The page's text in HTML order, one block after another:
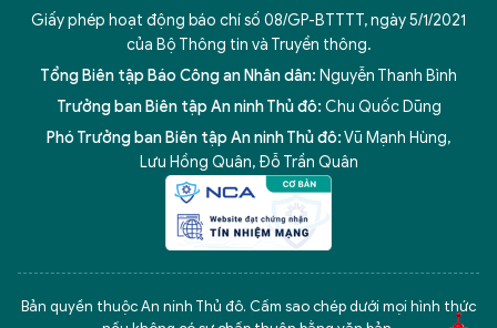
Giấy phép hoạt động báo chí số 08/GP-BTTTT, ngày 5/1/2021
của Bộ Thông tin và Truyền thông.
Tổng Biên tập Báo Công an Nhân dân: Nguyễn Thanh Bình
Trưởng ban Biên tập An ninh Thủ đô: Chu Quốc Dũng
Phó Trưởng ban Biên tập An ninh Thủ đô:Vũ Mạnh Hùng,
Lưu Hồng Quân, Đỗ Trần Quân
Bản quyền thuộc An ninh Thủ đô. Cấm sao chép dưới mọi hình thức
5 điểm nghẽn của Hà Nội giải pháp xử lý điểm nghẽn của